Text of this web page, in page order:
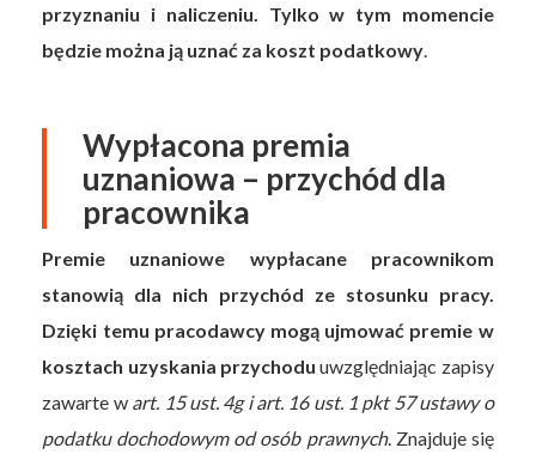
przyznaniu i naliczeniu. Tylko w tym momencie
będzie można ją uznać za koszt podatkowy
Wypłacona premia
uznaniowa – przychód dla
pracownika
Premie uznaniowe wypłacane pracownikom
stanowią dla nich przychód ze stosunku pracy.
Dzięki temu pracodawcy mogą ujmować premie w
kosztach uzyskania przychodu uwzględniając zapisy
zawarte w art. 15 ust. 4g i art. 16 ust. 1 pkt 57 ustawy o
podatku dochodowym od osób prawnych. Znajduje się